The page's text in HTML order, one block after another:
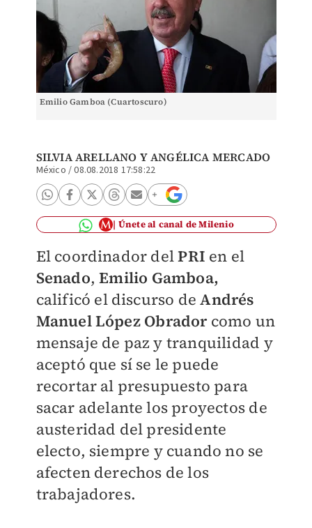
Emilio Gamboa (Cuartoscuro)
SILVIA ARELLANO Y ANGÉLICA MERCADO
México /08.08.2018 17:58:22
Únete al canal de Milenio
El coordinador delPRI en el
Senado,Emilio Gamboa,
calificó el discurso de Andrés
Manuel López Obrador como un
mensaje de paz y tranquilidad y
aceptó que sí se le puede
recortar al presupuesto para
sacar adelante los proyectos de
austeridad del presidente
electo, siempre y cuando no se
afecten derechos de los
trabajadores.